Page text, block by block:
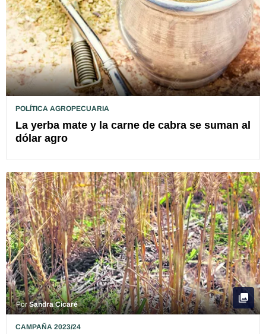
POLÍTICA AGROPECUARIA
La yerba mate y la carne de cabra se suman al
dólar agro
PorSandra Cicaré
CAMPAÑA 2023/24